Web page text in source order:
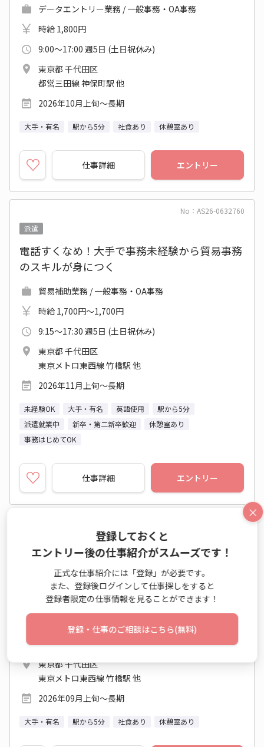
データエントリー業務 / 一般事務・OA事務
時給 1,800円
9:00～17:00 週5日 (土日祝休み)
東京都 千代田区
都営三田線 神保町駅 他
2026年10月上旬～長期
大手・有名 駅から5分 社食あり 休憩室あり
仕事詳細 エントリー
No：AS26-0632760
派遣
電話すくなめ！大手で事務未経験から貿易事務
のスキルが身につく
貿易補助業務 / 一般事務・OA事務
時給 1,700円～1,700円
9:15～17:30 週5日 (土日祝休み)
東京都 千代田区
東京メトロ東西線 竹橋駅 他
2026年11月上旬～長期
未経験OK 大手・有名 英語使用
駅から5分
派遣就業中
新卒・第二新卒歓迎
休憩室あり
事務はじめてOK
仕事詳細 エントリー
一部在宅
エルダー活躍中！☆大手商社Grで正社員へ☆ビ
ルの建設設備管理
修理・メンテナンス業務 / 一般事務・他オフィスワーク
時給 1,800円～1,800円
9:15～17:30 週5日 (土日祝休み)
東京都 千代田区
東京メトロ東西線 竹橋駅 他
2026年09月上旬～長期
大手・有名 駅から5分 社食あり 休憩室あり
×
登録しておくと
エントリー後の仕事紹介がスムーズです！
正式な仕事紹介には「登録」が必要です。
また、登録後ログインして仕事探しをすると
登録者限定の仕事情報を見ることができます！
登録・仕事のご相談はこちら(無料)